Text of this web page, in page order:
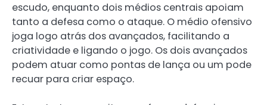
escudo, enquanto dois médios centrais apoiam
tanto a defesa como o ataque. O médio ofensivo
joga logo atrás dos avançados, facilitando a
criatividade e ligando o jogo. Os dois avançados
podem atuar como pontas de lança ou um pode
recuar para criar espaço.